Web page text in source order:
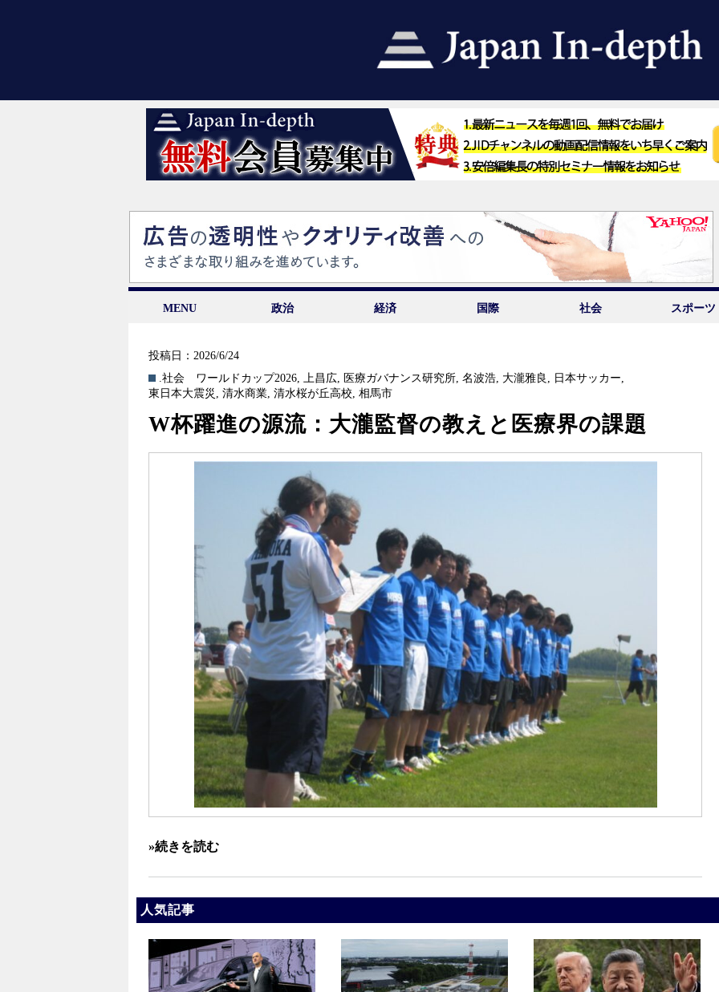
MENU 政治 経済 国際 社会 スポーツ
投稿日：2026/6/24
.社会
ワールドカップ2026,上昌広, 医療ガバナンス研究所,名波浩, 大瀧雅良 , 日本サッカー,
東日本大震災 , 清水商業, 清水桜が丘高校, 相馬市
W杯躍進の源流：大瀧監督の教えと医療界の課題
»続きを読む
人気記事